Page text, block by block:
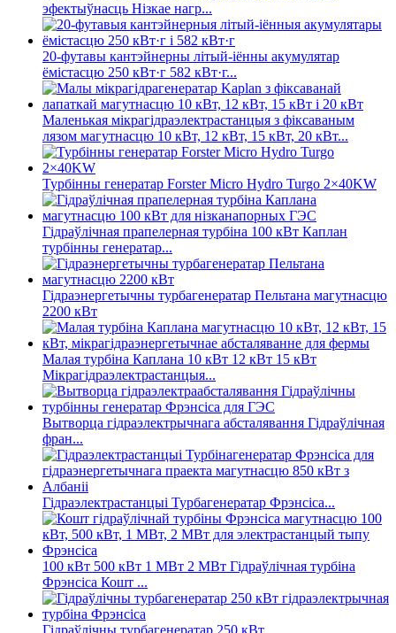
эфектыўнасць Нізкае нагр...
20-футавы кантэйнерны літый-іённы акумулятар
ёмістасцю 250 кВт·г 582 кВт·г...
Маленькая мікрагідраэлектрастанцыя з фіксаваным
лязом магутнасцю 10 кВт, 12 кВт, 15 кВт, 20 кВт...
Турбінны генератар Forster Micro Hydro Turgo 2×40KW
Гідраўлічная прапелерная турбіна 100 кВт Каплан
турбінны генератар...
Гідраэнергетычны турбагенератар Пельтана магутнасцю
2200 кВт
Малая турбіна Каплана 10 кВт 12 кВт 15 кВт
Мікрагідраэлектрастанцыя...
Вытворца гідраэлектрычнага абсталявання Гідраўлічная
фран...
Гідраэлектрастанцыі Турбагенератар Фрэнсіса...
100 кВт 500 кВт 1 МВт 2 МВт Гідраўлічная турбіна
Фрэнсіса Кошт ...